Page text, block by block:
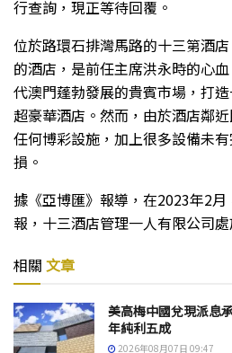
行查詢，現正等待回覆。
位於路環石排灣馬路的十三第酒
的酒店，是前任主席洪永時的心
代澳門蓬勃發展的貴賓市場，打
超豪華酒店。然而，由於酒店鄰
任何博彩設施，加上很多設備未
損。
據《亞博匯》報導，在2023年2
報，十三酒店管理一人有限公司處
相關 文章
美高梅中國兌現派息
年純利五成
2026年08月07日 09:47